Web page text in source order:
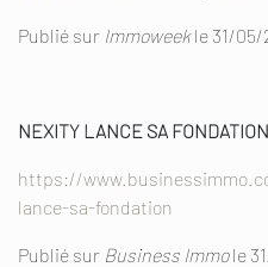
Publié sur Immoweekle 31/05/
NEXITY LANCE SA FONDATION
https://
lance-sa-fondation
Publié sur Business Immole